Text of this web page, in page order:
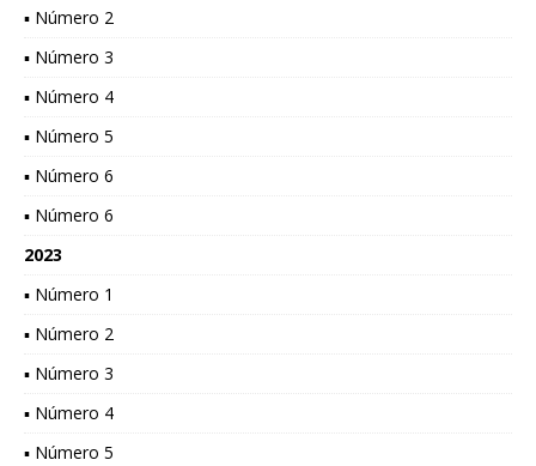
▪ Número 2
▪ Número 3
▪ Número 4
▪ Número 5
▪ Número 6
▪ Número 6
2023
▪ Número 1
▪ Número 2
▪ Número 3
▪ Número 4
▪ Número 5